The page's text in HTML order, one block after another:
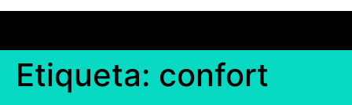
Etiqueta: confort